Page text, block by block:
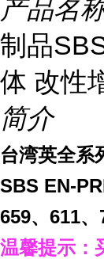
产品名
制品
体 改性
简介
台湾英全系
SBS EN-
659、 611、
温馨提示：